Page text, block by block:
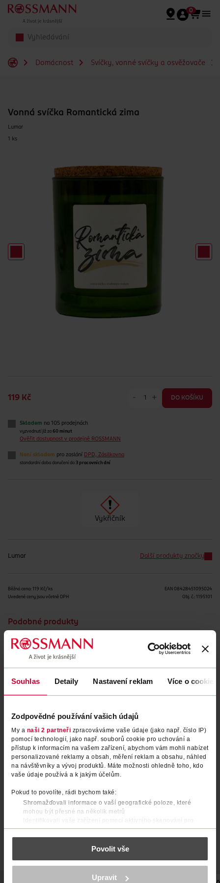
Souhlas Detaily Nastavení reklam Více o cookies
Zodpovědné používání vašich údajů
My a naši 2 partneři zpracováváme vaše údaje (jako např. číslo IP)
pomocí technologií, jako např. souborů cookie pro uchování a
přístup k informacím na vašem zařízení, abychom vám mohli nabízet
personalizované reklamy a obsah, měření reklam a obsahu, náhled
na návštěvníky a vývoj produktů. Máte možnosti ohledně toho, kdo
vaše údaje používá a k jakým účelům.
Pokud to povolíte, rádi bychom také:
Shromažďovali informace o vaší geografické poloze, které
mohou být přesné na několik metrů
Identifikovali vaše zařízení pomocí aktivního skenování pro
konkrétní charakteristiky (otisk prstu)
Zjistěte více o tom, jak zpracováváme vaše osobní údaje, a nastavte
části s podrobnostmi . Svůj souhlas můžete kdykoliv
K provozu stránek, personalizaci obsahu a reklam, funkcí sociálních
médií, analýze návštěvnosti, které mohou nést osobní údaje.
Povolit vše
Upravit
Přeskočit na hlavmní obsah
0
Domácnost Svíčky, vonné svíčky a osvěžovače
Vonná svíčka Romantická zima
Lumar
1 ks
119 Kč - + DO KOŠÍKU
Skladem na 105 prodejnách
vyzvednutí již za 60 minut
Ověřit dostupnost v prodejně ROSSMANN
Není skladem pro zaslání DPD, Zásilkovna
standardní doba doručení do 3 pracovních dní
Vykřičník
Lumar Další produkty značky
Běžná cena: 119 Kč/ks
Uvedené ceny jsou včetně DPH
EAN 08428451095024
Obj. č.: 1195101
Podobné produkty
Vonná svíčka 104 g Exotic
Fruits
Yankee Candle
179 Kč
DO KOŠÍKU
Sójová svíčka La Via é Bella
DO KOŠÍKU